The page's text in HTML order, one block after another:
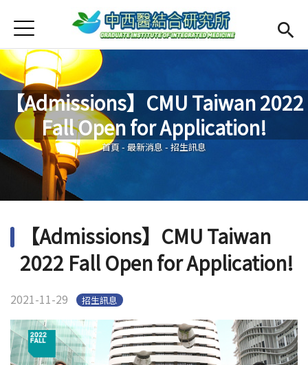
首頁
最新消息
Open submenu (本所簡介)
本所簡介
Open submenu (師資陣容)
師資陣容
Open submenu (課程規劃)
課程規劃
Open submenu (學生專區)
學生專區
Open
English
Jump to Navigation
Jump to Main content
【Admissions】CMU Taiwan 2022
Fall Open for Application!
您在這裡
首頁 - 最新消息 - 招生訊息
【Admissions】CMU Taiwan
2022 Fall Open for Application!
2021-11-29 招生訊息